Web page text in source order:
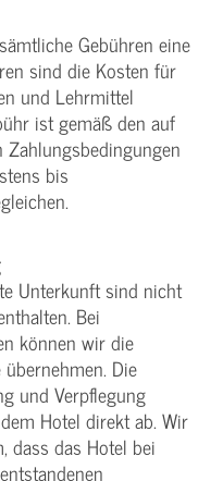
Gebühren eine
sind die Kosten für
und Lehrmittel
ist gemäß den auf
Zahlungsbedingungen
bis
Unterkunft sind nicht
Bei
können wir die
Die
und Verpflegung
Hotel direkt ab. Wir
dass das Hotel bei